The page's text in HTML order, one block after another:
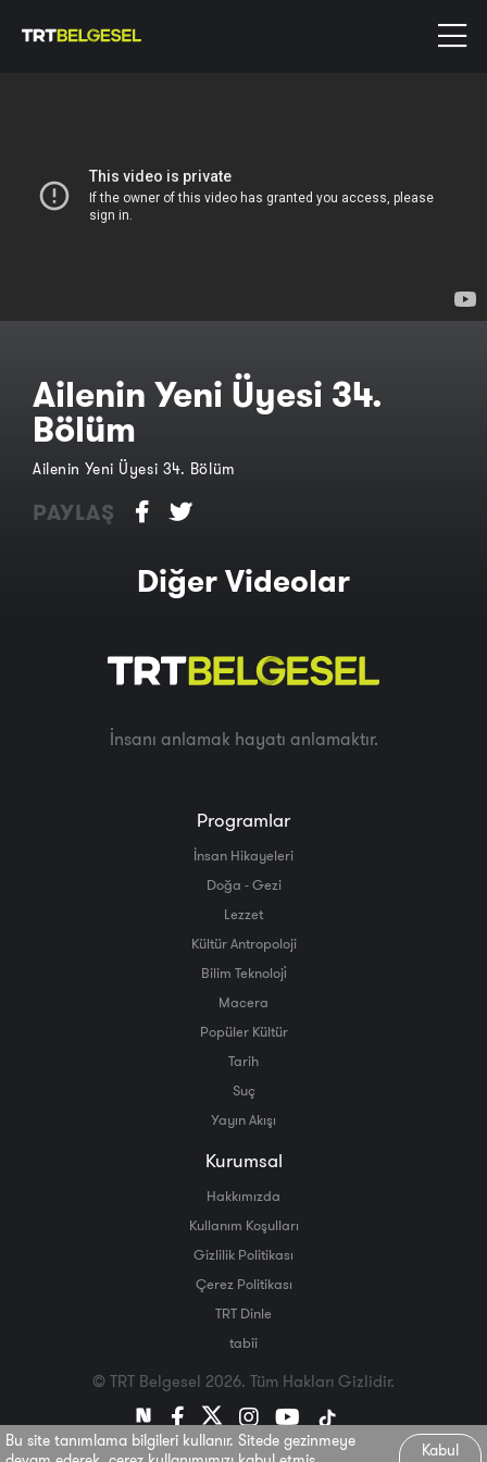
Ailenin Yeni Üyesi 34.
Bölüm
Ailenin Yeni Üyesi 34. Bölüm
PAYLAŞ
Diğer Videolar
Bu site tanımlama bilgileri kullanır. Sitede gezinmeye
Kabul
İnsanı anlamak hayatı anlamaktır.
Programlar
İnsan Hikayeleri
Doğa - Gezi
Lezzet
Kültür Antropoloji
Bilim Teknoloji̇
Macera
Popüler Kültür
Tarih
Suç
Yayın Akışı
Kurumsal
Hakkımızda
Kullanım Koşulları
Gizlilik Politikası
Çerez Politikası
TRT Dinle
tabii
© TRT Belgesel 2026. Tüm Hakları Gizlidir.